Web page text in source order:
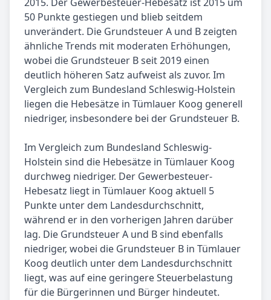
2015. Der Gewerbesteuer-Hebesatz ist 2015 um
50 Punkte gestiegen und blieb seitdem
unverändert. Die Grundsteuer A und B zeigten
ähnliche Trends mit moderaten Erhöhungen,
wobei die Grundsteuer B seit 2019 einen
deutlich höheren Satz aufweist als zuvor. Im
Vergleich zum Bundesland Schleswig-Holstein
liegen die Hebesätze in Tümlauer Koog generell
niedriger, insbesondere bei der Grundsteuer B.
Im Vergleich zum Bundesland Schleswig-
Holstein sind die Hebesätze in Tümlauer Koog
durchweg niedriger. Der Gewerbesteuer-
Hebesatz liegt in Tümlauer Koog aktuell 5
Punkte unter dem Landesdurchschnitt,
während er in den vorherigen Jahren darüber
lag. Die Grundsteuer A und B sind ebenfalls
niedriger, wobei die Grundsteuer B in Tümlauer
Koog deutlich unter dem Landesdurchschnitt
liegt, was auf eine geringere Steuerbelastung
für die Bürgerinnen und Bürger hindeutet.